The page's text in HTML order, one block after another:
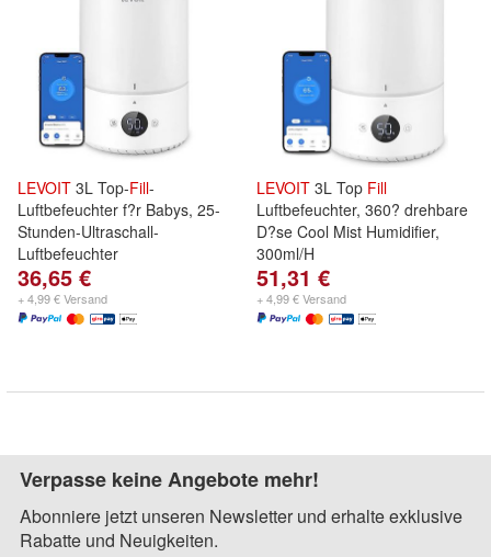
LEVOIT 3L Top-Fill-
Luftbefeuchter f?r Babys, 25-
Stunden-Ultraschall-
Luftbefeuchter
36,65 €
+ 4,99 € Versand
LEVOIT 3L Top Fill
Luftbefeuchter, 360? drehbare
D?se Cool Mist Humidifier,
300ml/H
51,31 €
+ 4,99 € Versand
Verpasse keine Angebote mehr!
Abonniere jetzt unseren Newsletter und erhalte exklusive
Rabatte und Neuigkeiten.